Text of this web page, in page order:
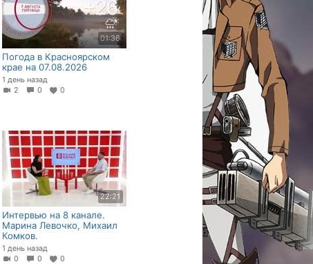
01:36
Погода в Красноярском
крае на 07.08.2026
1 день назад
2
0 0
22:21
Интервью на 8 канале.
Марина Левочко, Михаил
Комков.
1 день назад
0
0 0